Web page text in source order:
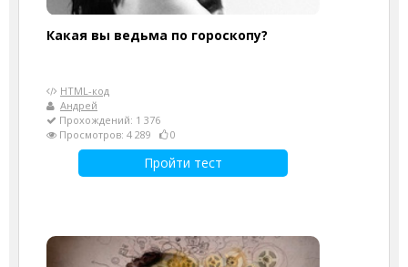
Какая вы ведьма по гороскопу?
HTML-код
Андрей
Прохождений: 1 376
Просмотров: 4 289
0
Пройти тест